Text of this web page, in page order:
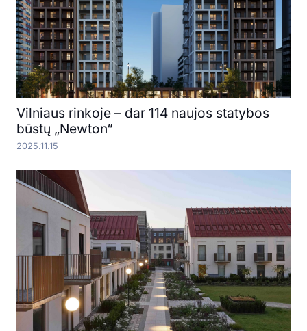
Vilniaus rinkoje – dar 114 naujos statybos
būstų „Newton“
2025.11.15